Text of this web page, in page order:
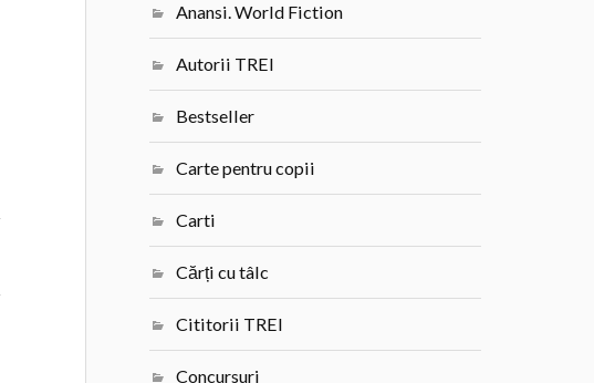
Anansi. World Fiction
Autorii TREI
Bestseller
Carte pentru copii
Carti
Cărți cu tâlc
Cititorii TREI
Concursuri